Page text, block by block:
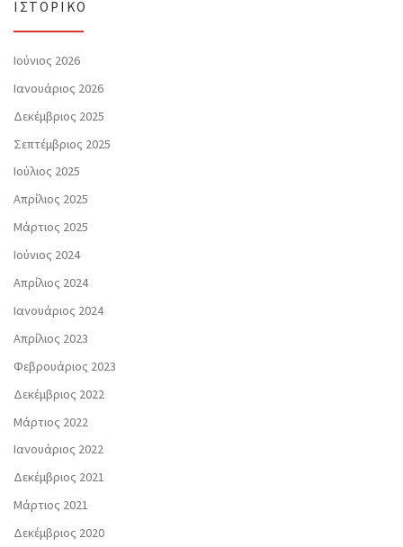
ΙΣΤΟΡΙΚΌ
Ιούνιος 2026
Ιανουάριος 2026
Δεκέμβριος 2025
Σεπτέμβριος 2025
Ιούλιος 2025
Απρίλιος 2025
Μάρτιος 2025
Ιούνιος 2024
Απρίλιος 2024
Ιανουάριος 2024
Απρίλιος 2023
Φεβρουάριος 2023
Δεκέμβριος 2022
Μάρτιος 2022
Ιανουάριος 2022
Δεκέμβριος 2021
Μάρτιος 2021
Δεκέμβριος 2020